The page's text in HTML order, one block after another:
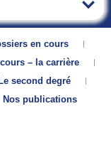
en cours
– la carrière
Le second degré
Nos publications